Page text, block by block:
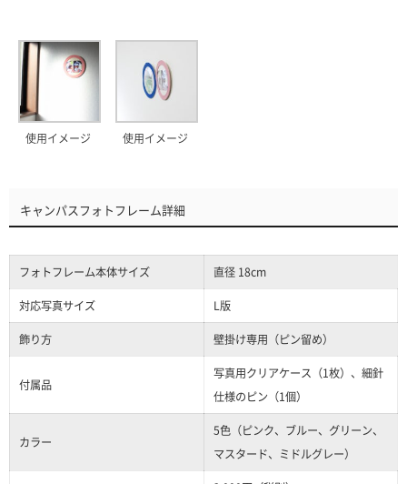
使用イメージ 使用イメージ
キャンパスフォトフレーム詳細
フォトフレーム本体サイズ 直径 18cm
対応写真サイズ L版
飾り方 壁掛け専用（ピン留め）
付属品
写真用クリアケース（1枚）、細針
仕様のピン（1個）
カラー
5色（ピンク、ブルー、グリーン、
マスタード、ミドルグレー）